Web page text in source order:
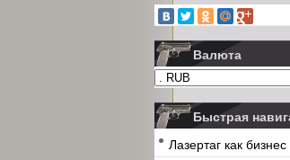
Валюта
Быстрая
Лазертаг как бизнес